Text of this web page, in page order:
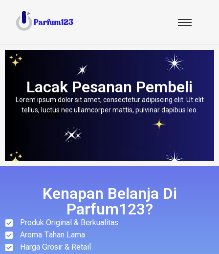
Lacak Pesanan Pembeli
Lorem ipsum dolor sit amet, consectetur adipiscing elit. Ut elit
tellus, luctus nec ullamcorper mattis, pulvinar dapibus leo.
Kenapan Belanja Di
Parfum123?
Produk Original & Berkualitas
Aroma Tahan Lama
Harga Grosir & Retail